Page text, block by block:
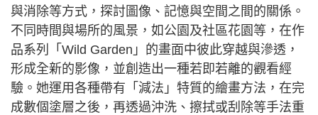
與消除等方式，探討圖像、記憶與空間之間的關係。
不同時間與場所的風景，如公園及社區花園等，在作
品系列「Wild Garden」的畫面中彼此穿越與滲透，
形成全新的影像，並創造出一種若即若離的觀看經
驗。她運用各種帶有「減法」特質的繪畫方法，在完
成數個塗層之後，再透過沖洗、擦拭或刮除等手法重